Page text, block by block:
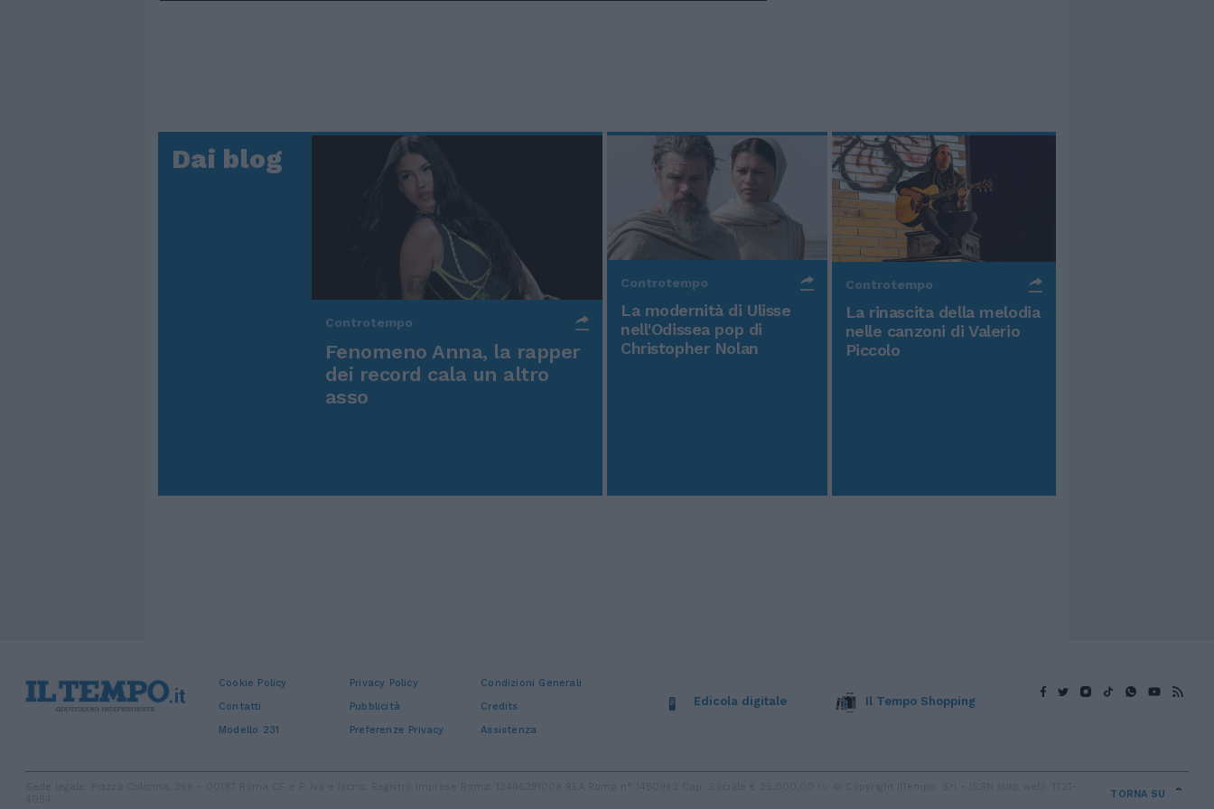
Dai blog
Controtempo
Fenomeno Anna, la rapper
dei record cala un altro
asso
Controtempo
La modernità di Ulisse
nell'Odissea pop di
Christopher Nolan
Controtempo
La rinascita della melodia
nelle canzoni di Valerio
Piccolo
Cookie Policy Privacy Policy
Condizioni Generali
Contatti
Pubblicità
Credits
Modello 231
Preferenze Privacy Assistenza
Edicola digitale Il Tempo Shopping
TORNA SU